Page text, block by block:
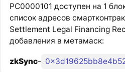
PC0000101 доступен на 1
список адресов
Settlement Legal Financing
добавления в метамаск:
zkSync-